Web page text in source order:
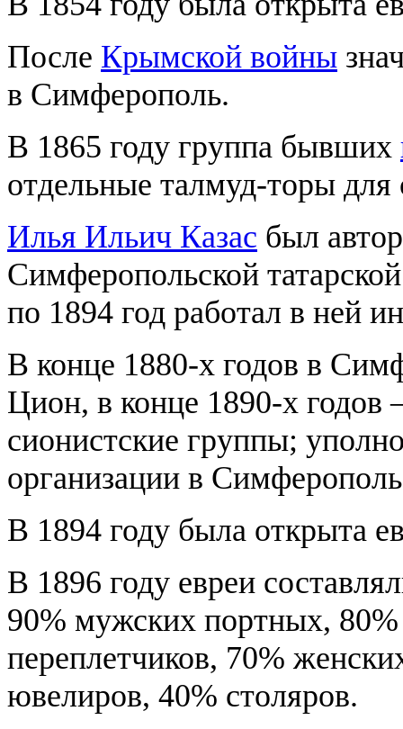
После Крымской войны
в Симферополь.
В 1865 году группа бывших
отдельные талмуд-торы для
Илья Ильич Казас был
Симферопольской
по 1894 год работал в ней
В конце 1880-х годов в
Цион, в конце 1890-х
сионистские группы;
организации в
В 1894 году была открыта
В 1896 году евреи
90% мужских портных,
переплетчиков, 70%
ювелиров, 40% столяров.